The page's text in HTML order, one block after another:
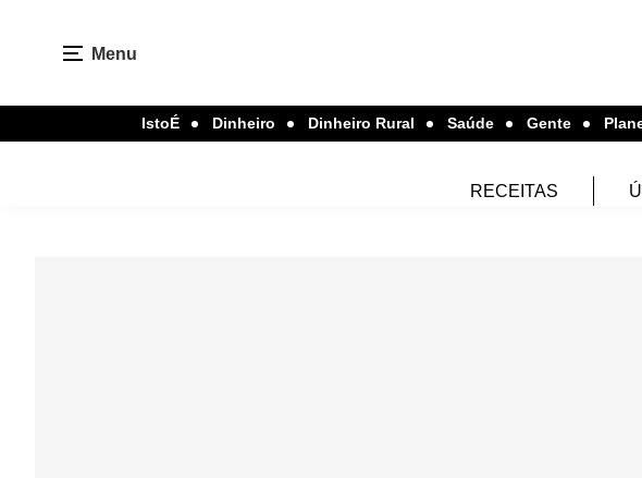
Menu
IstoÉ Dinheiro Dinheiro Rural Saúde Gente
RECEITAS